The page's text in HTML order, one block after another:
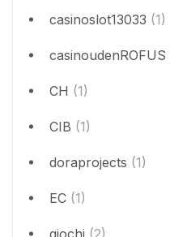
casinoslot13033 (1)
casinoudenROFUS
CH (1)
CIB (1)
doraprojects (1)
EC (1)
giochi (2)